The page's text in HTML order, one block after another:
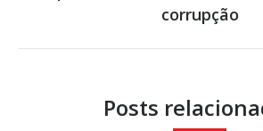
post:
corrupção
Posts